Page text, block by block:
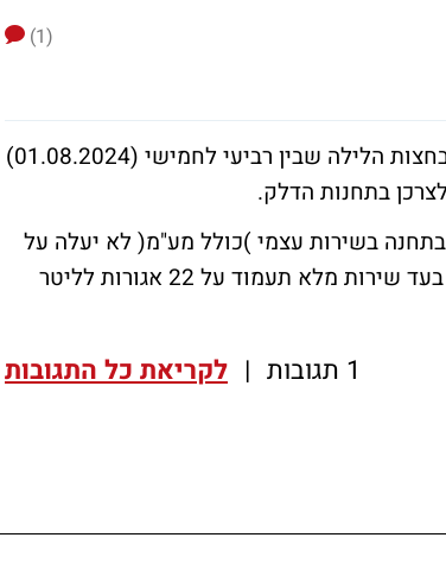
(1)
מינהל הדלק והגז במשרד האנרגיה והתשתיות מודיע כי בחצות הלילה שבין רביעי לחמישי (01.08.2024)
בתחנות הדלק.
עופרת לצרכן בתחנה בשירות עצמי )כולל מע"מ( לא יעלה על
7.48 ש"ח לליטר, ירידה של 8 אג' מעדכון קודם. תוספת בעד שירות מלא תעמוד על 22 אגורות לליטר
1 תגובות | לקריאת כל התגובות